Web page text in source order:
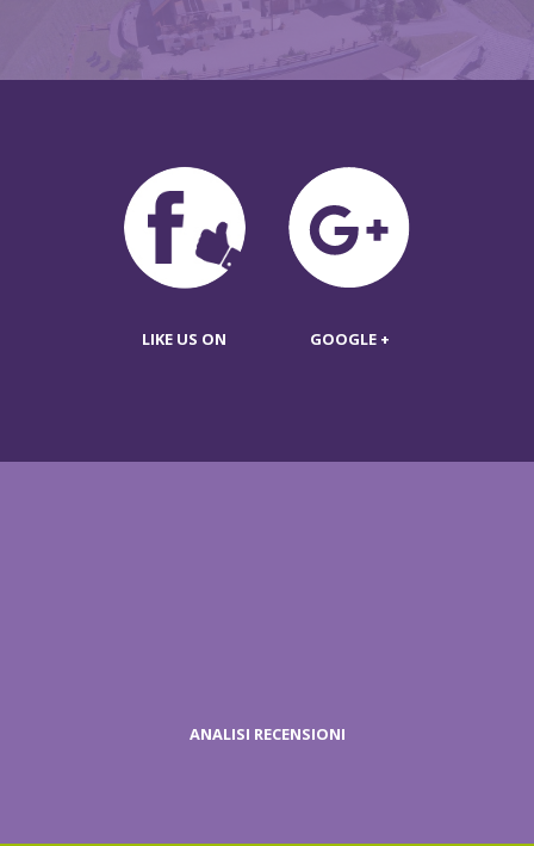
LIKE US ON GOOGLE +
ANALISI RECENSIONI